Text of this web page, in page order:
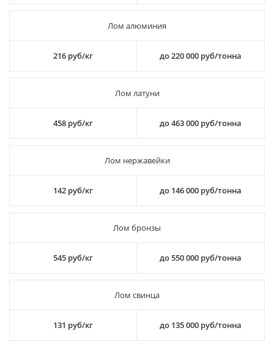
Лом алюминия
216 руб/кг до 220 000 руб/тонна
Лом латуни
458 руб/кг до 463 000 руб/тонна
Лом нержавейки
142 руб/кг до 146 000 руб/тонна
Лом бронзы
545 руб/кг до 550 000 руб/тонна
Лом свинца
131 руб/кг до 135 000 руб/тонна